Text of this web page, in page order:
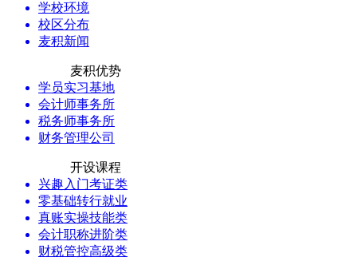
学校环境
校区分布
麦积新闻
麦积优势
学员实习基地
会计师事务所
税务师事务所
财务管理公司
开设课程
兴趣入门考证类
零基础转行就业
真账实操技能类
会计职称进阶类
财税管控高级类